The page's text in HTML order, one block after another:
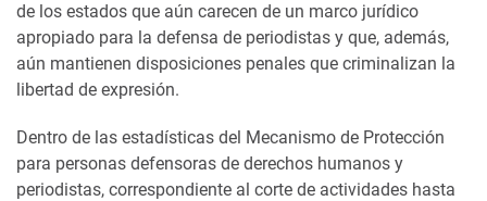
de los estados que aún carecen de un marco jurídico
apropiado para la defensa de periodistas y que, además,
aún mantienen disposiciones penales que criminalizan la
libertad de expresión.
Dentro de las estadísticas del Mecanismo de Protección
para personas defensoras de derechos humanos y
periodistas, correspondiente al corte de actividades hasta